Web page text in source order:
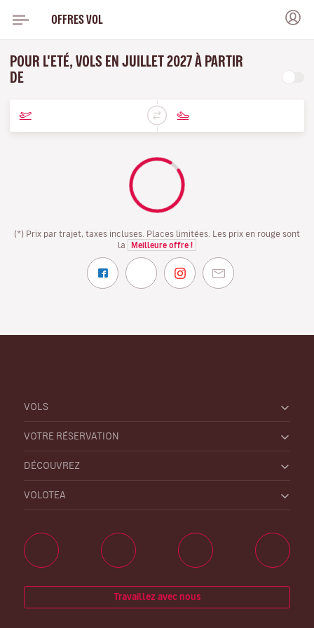
OFFRES VOL
POUR L'ETÉ, VOLS EN JUILLET 2027 À PARTIR
DE
(*) Prix par trajet, taxes incluses. Places limitées. Les prix en rouge sont
la
Meilleure offre !
VOLS
VOTRE RÉSERVATION
DÉCOUVREZ
VOLOTEA
Travaillez avec nous